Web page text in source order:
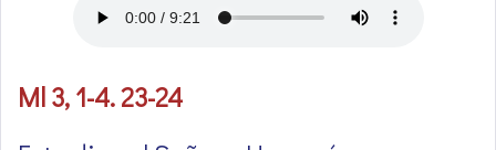
Ml 3, 1-4. 23-24